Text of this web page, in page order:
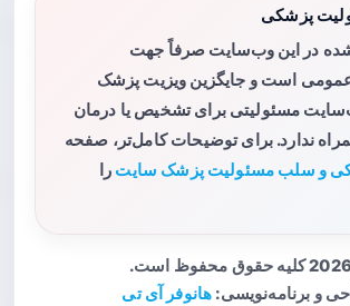
پزشکی
در این وب‌سایت صرفاً جهت
است و جایگزین ویزیت پزشک
مسئولیتی برای تشخیص یا درمان
ندارد. برای توضیحات کامل‌تر، صفحه
و سلب مسئولیت پزشک سایت را
و برنامه‌نویسی: هانوفر آی تی